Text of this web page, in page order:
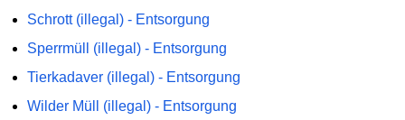
Schrott (illegal) - Entsorgung
Sperrmüll (illegal) - Entsorgung
Tierkadaver (illegal) - Entsorgung
Wilder Müll (illegal) - Entsorgung